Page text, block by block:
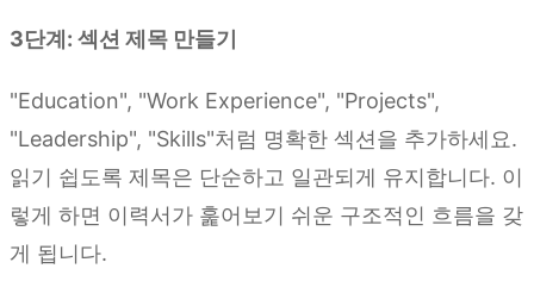
3단계: 섹션 제목 만들기
"Education", "Work Experience", "Projects",
"Leadership", "Skills"처럼 명확한 섹션을 추가하세요.
읽기 쉽도록 제목은 단순하고 일관되게 유지합니다. 이
렇게 하면 이력서가 훑어보기 쉬운 구조적인 흐름을 갖
게 됩니다.